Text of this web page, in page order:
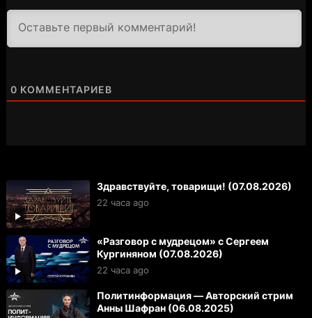
0 КОММЕНТАРИЕВ
Здравствуйте, товарищи! (07.08.2026)
22 часа ago
«Разговор с мудрецом» с Сергеем
Кургиняном (07.08.2026)
22 часа ago
Политинформация — Авторский стрим
Анны Шафран (06.08.2025)